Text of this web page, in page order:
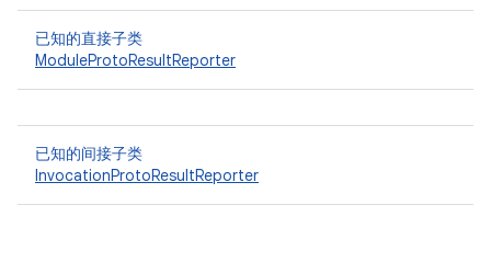
已知的直接子类
ModuleProtoResultReporter
已知的间接子类
InvocationProtoResultReporter